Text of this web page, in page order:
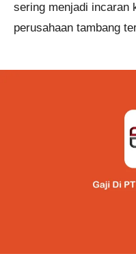
sering menjadi incaran
perusahaan tambang